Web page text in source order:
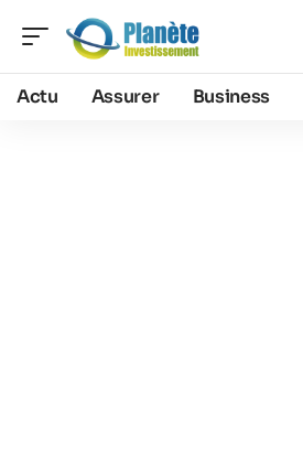
Actu Assurer Business